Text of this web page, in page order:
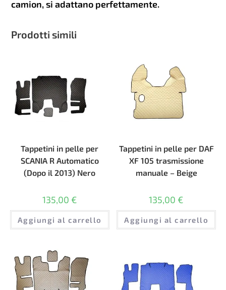
camion, si adattano perfettamente.
Prodotti simili
Tappetini in pelle per
SCANIA R Automatico
(Dopo il 2013) Nero
135,00 €
Aggiungi al carrello
Tappetini in pelle per DAF
XF 105 trasmissione
manuale – Beige
135,00 €
Aggiungi al carrello